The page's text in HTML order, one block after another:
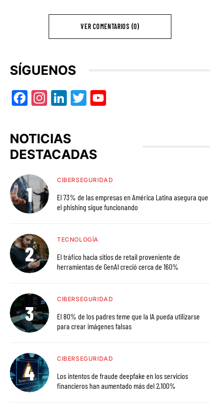
VER COMENTARIOS (0)
SÍGUENOS
Facebook
Instagram
LinkedIn
Twitter
NOTICIAS
DESTACADAS
CIBERSEGURIDAD
El 73% de las empresas en América Latina asegura que
el phishing sigue funcionando
TECNOLOGÍA
El tráfico hacia sitios de retail proveniente de
herramientas de GenAI creció cerca de 160%
CIBERSEGURIDAD
El 80% de los padres teme que la IA pueda utilizarse
para crear imágenes falsas
CIBERSEGURIDAD
Los intentos de fraude deepfake en los servicios
financieros han aumentado más del 2,100%